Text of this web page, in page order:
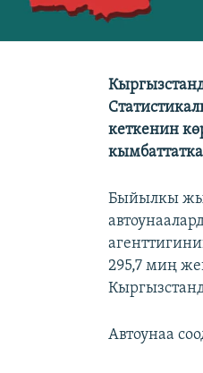
кеткенин
Быйылкы
295,7 миң
Автоунаа